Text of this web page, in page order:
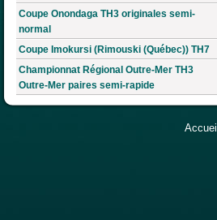
Coupe Onondaga TH3 originales semi-
normal
Coupe Imokursi (Rimouski (Québec)) TH7
Championnat Régional Outre-Mer TH3
Outre-Mer paires semi-rapide
Accueil